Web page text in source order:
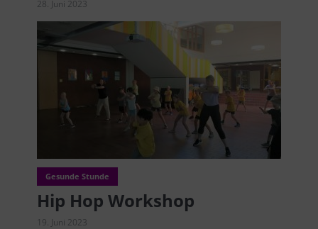
28. Juni 2023
Gesunde Stunde
Hip Hop Workshop
19. Juni 2023